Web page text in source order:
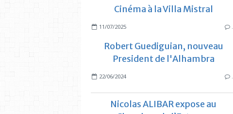
Cinéma à la Villa Mistral
11/07/2025
Robert Guediguian, nouveau
President de l'Alhambra
22/06/2024
Nicolas ALIBAR expose au